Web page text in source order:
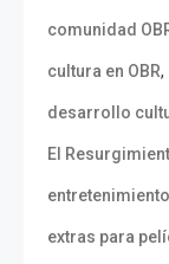
comunidad
cultura en OBR,
desarrollo
El
entretenimiento
extras para